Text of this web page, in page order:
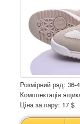
Розмірний ряд: 36-
Комплектація
Ціна за пару: 17 $